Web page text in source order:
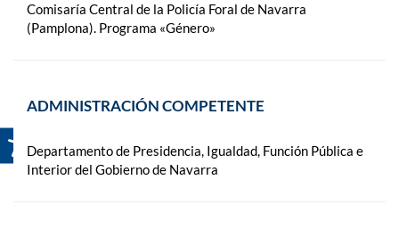
Comisaría Central de la Policía Foral de Navarra
(Pamplona). Programa «Género»
ADMINISTRACIÓN COMPETENTE
Departamento de Presidencia, Igualdad, Función Pública e
Interior del Gobierno de Navarra